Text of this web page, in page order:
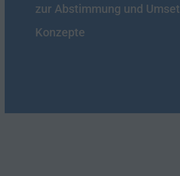
zur Abstimmung und
Konzepte